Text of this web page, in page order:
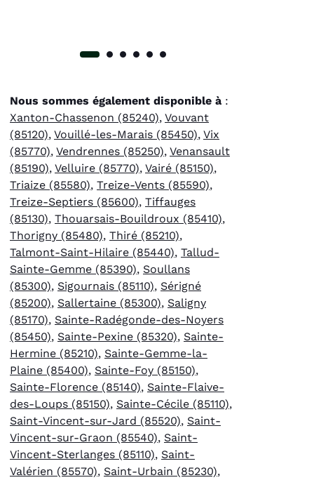
Nous sommes également disponible à :
Xanton-Chassenon (85240), Vouvant
(85120), Vouillé-les-Marais (85450), Vix
(85770), Vendrennes (85250), Venansault
(85190), Velluire (85770), Vairé (85150),
Triaize (85580), Treize-Vents (85590),
Treize-Septiers (85600), Tiffauges
(85130), Thouarsais-Bouildroux (85410),
Thorigny (85480), Thiré (85210),
Talmont-Saint-Hilaire (85440), Tallud-
Sainte-Gemme (85390), Soullans
(85300), Sigournais (85110), Sérigné
(85200), Sallertaine (85300), Saligny
(85170), Sainte-Radégonde-des-Noyers
(85450), Sainte-Pexine (85320), Sainte-
Hermine (85210), Sainte-Gemme-la-
Plaine (85400), Sainte-Foy (85150),
Sainte-Florence (85140), Sainte-Flaive-
des-Loups (85150), Sainte-Cécile (85110),
Saint-Vincent-sur-Jard (85520), Saint-
Vincent-sur-Graon (85540), Saint-
Vincent-Sterlanges (85110), Saint-
Valérien (85570), Saint-Urbain (85230),